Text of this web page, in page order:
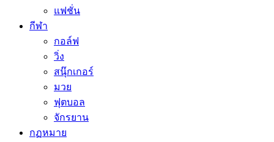
แฟชั่น
กีฬา
กอล์ฟ
วิ่ง
สนุ๊กเกอร์
มวย
ฟุตบอล
จักรยาน
กฏหมาย